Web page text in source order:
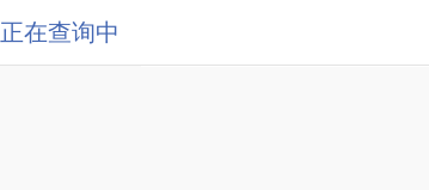
正在查询中